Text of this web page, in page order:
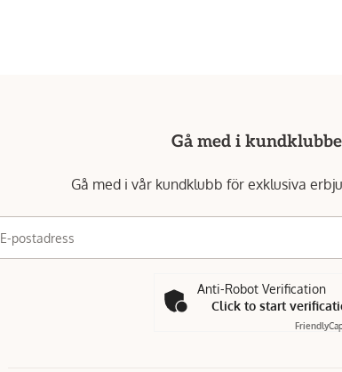
Gå med i
Gå med i vår kundklubb för exklusiva
E-postadress
Anti-Robot Verification
Click to start
Friendly